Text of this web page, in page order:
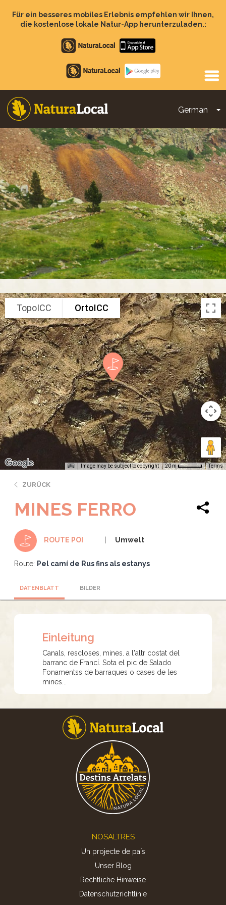
zumFür ein besseres mobiles Erlebnis empfehlen wir Ihnen,
die kostenlose lokale Natur-App herunterzuladen.:
Apple
store
Google
Play
German
Main
navigation
TopoICC OrtoICC
Image may be subject to copyright 20 m Terms
ZURÜCK
MINES FERRO
ROUTE POI Umwelt
Route: Pel camí de Rus fins als estanys
DATENBLATT BILDER
Einleitung
Canals, rescloses, mines. a l'altr costat del
barranc de Francí. Sota el pic de Salado
Fonamentss de barraques o cases de les
mines...
NOSALTRES
Un projecte de país
Unser Blog
Rechtliche Hinweise
Datenschutzrichtlinie